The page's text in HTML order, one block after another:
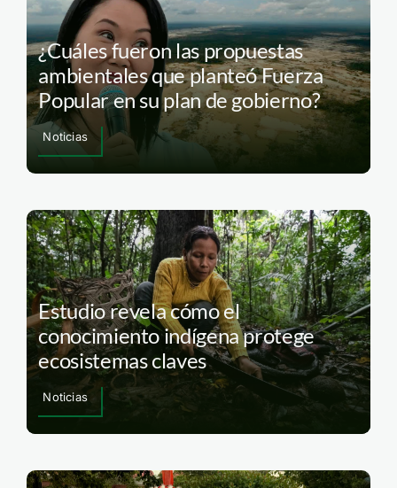
¿Cuáles fueron las propuestas
ambientales que planteó Fuerza
Popular en su plan de gobierno?
Noticias
Estudio revela cómo el
conocimiento indígena protege
ecosistemas claves
Noticias